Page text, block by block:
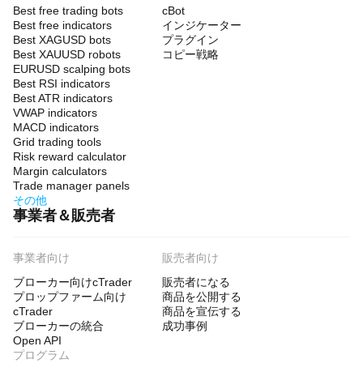
Best free trading bots
Best free indicators
Best XAGUSD bots
Best XAUUSD robots
EURUSD scalping bots
Best RSI indicators
Best ATR indicators
VWAP indicators
MACD indicators
Grid trading tools
Risk reward calculator
Margin calculators
Trade manager panels
その他
cBot
インジケーター
プラグイン
コピー戦略
事業者＆販売者
事業者向け
ブローカー向けcTrader
プロップファーム向け
cTrader
ブローカーの統合
Open API
販売者向け
販売者になる
商品を公開する
商品を宣伝する
成功事例
プログラム